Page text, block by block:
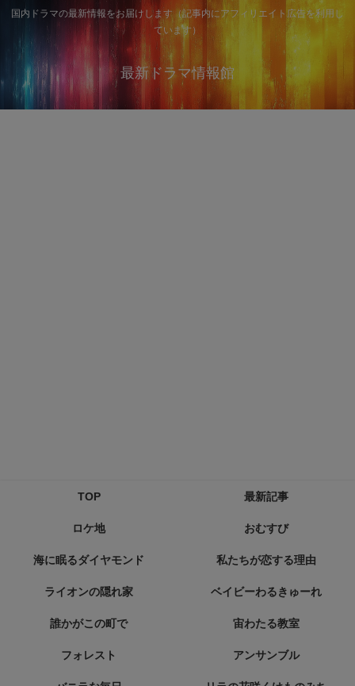
国内ドラマの最新情報をお届けします（記事内にアフィリエイト広告を利用し
ています）
最新ドラマ情報館
TOP 最新記事
ロケ地 おむすび
海に眠るダイヤモンド 私たちが恋する理由
ライオンの隠れ家 ベイビーわるきゅーれ
誰かがこの町で 宙わたる教室
フォレスト アンサンブル